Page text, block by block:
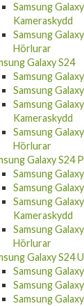
Samsung
Kameraskydd
Samsung
Hörlurar
Galaxy S24
Samsung
Samsung
Samsung
Kameraskydd
Samsung
Hörlurar
Galaxy S24
Samsung
Samsung
Samsung
Kameraskydd
Samsung
Hörlurar
Galaxy S24
Samsung
Samsung
Samsung